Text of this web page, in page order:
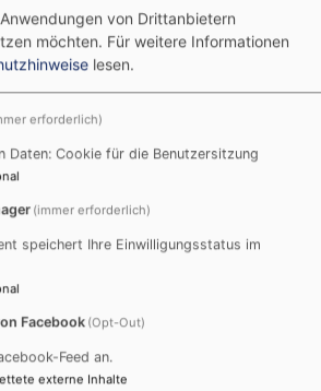
vor allem Werke der klassischen
(alle 2-3 Monate) bei
einmal im Jahr ein großes
mit Orchesterbegleitung).
sind herzlich Willkommen.
20:15 Uhr - 21:45 Uhr
Yoko Seidel
von Drittanbietern
möchten. Für weitere Informationen
lesen.
erforderlich)
Daten: Cookie für die Benutzersitzung
(immer erforderlich)
speichert Ihre Einwilligungsstatus im
Facebook (Opt-Out)
Feed an.
externe Inhalte